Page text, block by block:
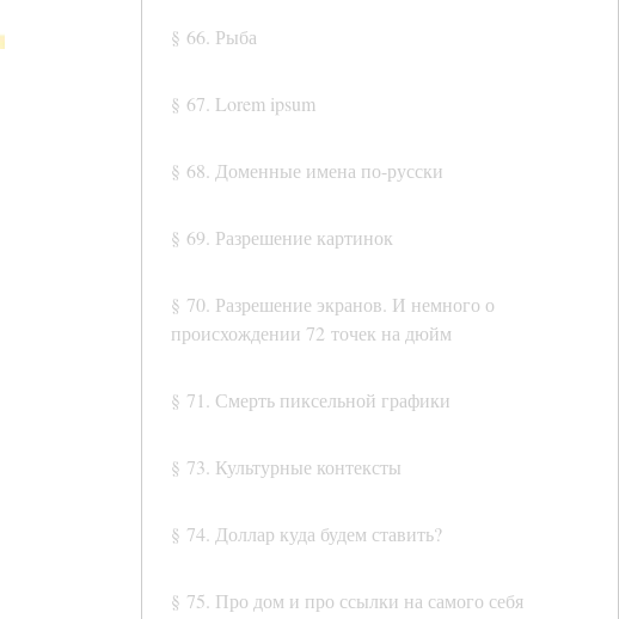
§ 66. Рыба
§ 67. Lorem ipsum
§ 68. Доменные имена по-русски
§ 69. Разрешение картинок
§ 70. Разрешение экранов. И немного о
происхождении 72 точек на дюйм
§ 71. Смерть пиксельной графики
§ 73. Культурные контексты
§ 74. Доллар куда будем ставить?
§ 75. Про дом и про ссылки на самого себя